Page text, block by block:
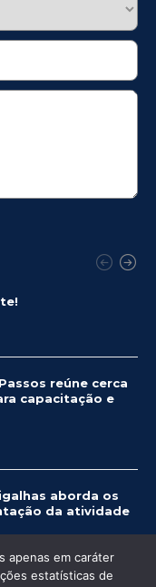
reúne cerca
capacitação e
aborda os
da atividade
apenas em caráter
estatísticas de